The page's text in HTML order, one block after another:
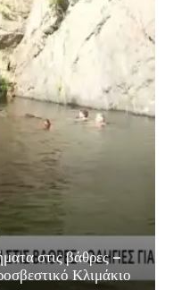
στις βάθρες –
Κλιμάκιο